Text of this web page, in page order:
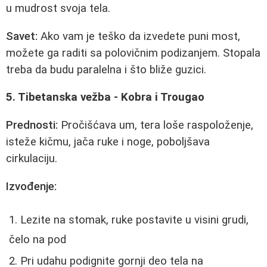
u mudrost svoja tela.
Savet: Ako vam je teško da izvedete puni most,
možete ga raditi sa polovičnim podizanjem. Stopala
treba da budu paralelna i što bliže guzici.
5. Tibetanska vežba - Kobra i Trougao
Prednosti: Pročišćava um, tera loše raspoloženje,
isteže kičmu, jača ruke i noge, poboljšava
cirkulaciju.
Izvođenje:
Lezite na stomak, ruke postavite u visini grudi,
čelo na pod
Pri udahu podignite gornji deo tela na